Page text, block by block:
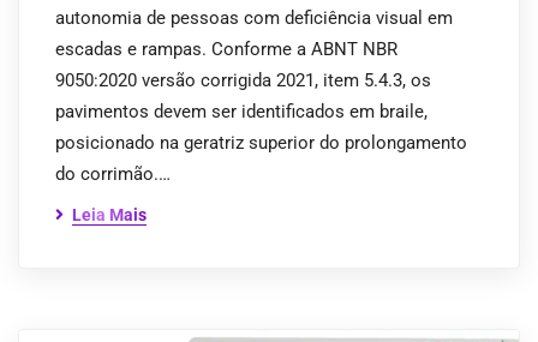
autonomia de pessoas com deficiência visual em
escadas e rampas. Conforme a ABNT NBR
9050:2020 versão corrigida 2021, item 5.4.3, os
pavimentos devem ser identificados em braile,
posicionado na geratriz superior do prolongamento
do corrimão.…
Leia Mais